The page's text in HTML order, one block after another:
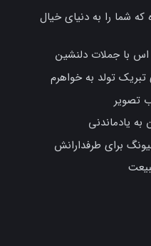
که شما را به دنیای خیال